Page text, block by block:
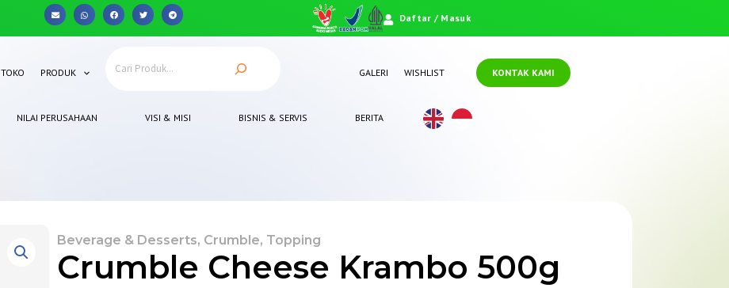
Anda punya pertanyaan? Hubungi 0812-8367-4910 Daftar / Masuk
TOKO PRODUK GALERI WISHLIST KONTAK KAMI
NILAI PERUSAHAAN VISI & MISI BISNIS & SERVIS BERITA
Beverage & Desserts, Crumble, Topping
Crumble Cheese Krambo 500g